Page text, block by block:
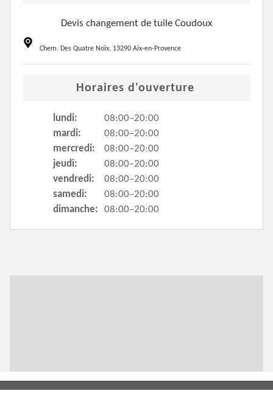
Devis changement de tuile Coudoux
Chem. Des Quatre Noix, 13290 Aix-en-Provence
Horaires d'ouverture
lundi:
08:00–20:00
mardi:
08:00–20:00
mercredi:
08:00–20:00
jeudi:
08:00–20:00
vendredi:
08:00–20:00
samedi:
08:00–20:00
dimanche:
08:00–20:00